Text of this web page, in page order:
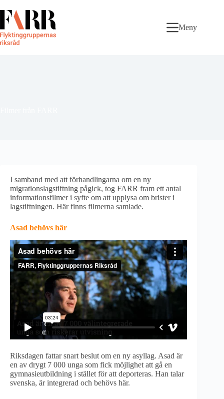
to
content
Meny
I samband med att förhandlingarna om en ny
migrationslagstiftning pågick, tog FARR fram ett antal
informationsfilmer i syfte om att upplysa om brister i
lagstiftningen. Här finns filmerna samlade.
Asad behövs här
Riksdagen fattar snart beslut om en ny asyllag. Asad är
en av drygt 7 000 unga som fick möjlighet att gå en
gymnasieutbildning i stället för att deporteras. Han talar
svenska, är integrerad och behövs här.